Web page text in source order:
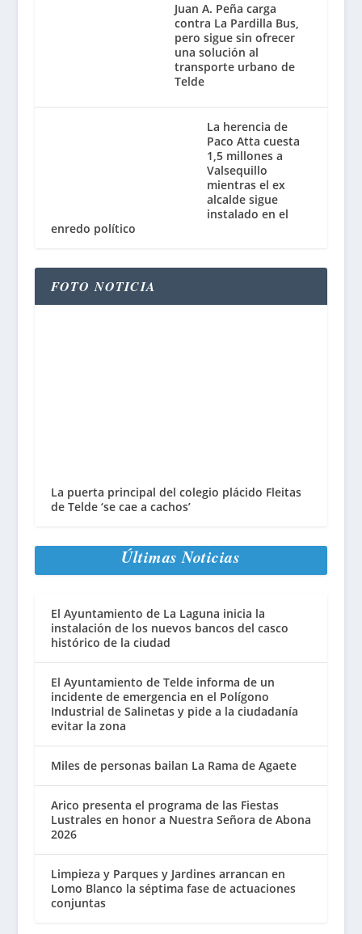
Juan A. Peña carga
contra La Pardilla Bus,
pero sigue sin ofrecer
una solución al
transporte urbano de
Telde
La herencia de
Paco Atta cuesta
1,5 millones a
Valsequillo
mientras el ex
alcalde sigue
instalado en el
enredo político
FOTO NOTICIA
La puerta principal del colegio plácido Fleitas
de Telde ‘se cae a cachos’
Últimas Noticias
El Ayuntamiento de La Laguna inicia la
instalación de los nuevos bancos del casco
histórico de la ciudad
El Ayuntamiento de Telde informa de un
incidente de emergencia en el Polígono
Industrial de Salinetas y pide a la ciudadanía
evitar la zona
Miles de personas bailan La Rama de Agaete
Arico presenta el programa de las Fiestas
Lustrales en honor a Nuestra Señora de Abona
2026
Limpieza y Parques y Jardines arrancan en
Lomo Blanco la séptima fase de actuaciones
conjuntas